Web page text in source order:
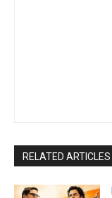
RELATED ARTICLES